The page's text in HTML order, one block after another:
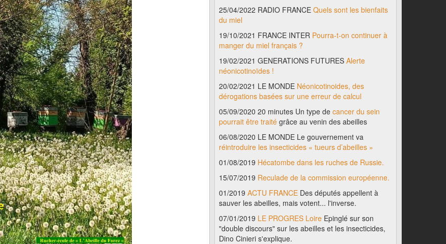
25/04/2022 RADIO FRANCE Quels sont les bienfaits
du miel
19/10/2021 FRANCE INTER Pourra-t-on continuer à
manger du miel français ?
19/02/2021 GENERATIONS FUTURES Alerte
néonicotinoïdes !
20/02/2021 LE MONDE Néonicotinoides, des
dérogations basées sur une erreur de calcul
05/09/2020 20 minutes Un type de cancer du sein
pourrait être traité grâce au venin des abeilles
06/08/2020 LE MONDE Le gouvernement va
réintroduire les insecticides « tueurs d’abeilles »
01/08/2019 Hécatombe dans les ruches de Russie.
15/07/2019 Reculade de la commission européenne.
01/2019 ACTU FRANCE Des députés appellent à
sauver les abeilles, mais votent... l'inverse.
07/01/2019 LE PROGRES Loire Epinglé sur son
"double discours" sur les abeilles et les insecticides,
Dino Cinieri s'explique.